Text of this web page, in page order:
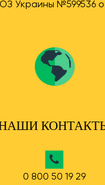
Украины №599536 от
0 800 50 19 29